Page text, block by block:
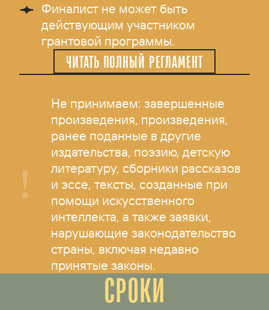
Финалист не может быть
действующим участником
грантовой программы.
ЧИТАТЬ ПОЛНЫЙ РЕГЛАМЕНТ
Не принимаем: завершенные
произведения, произведения,
ранее поданные в другие
издательства, поэзию, детскую
литературу, сборники рассказов
и эссе, тексты, созданные при
помощи искусственного
интеллекта, а также заявки,
нарушающие законодательство
страны, включая недавно
принятые законы.
СРОКИ